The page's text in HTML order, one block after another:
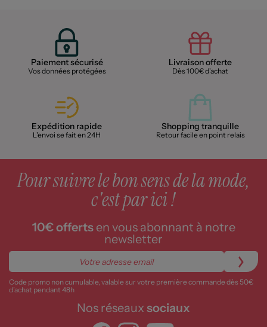
Paiement sécurisé
Vos données protégées
Livraison offerte
Dès 100€ d'achat
Expédition rapide
L'envoi se fait en 24H
Shopping tranquille
Retour facile en point relais
Pour suivre le bon sens de la mode,
c'est par ici !
10€ offertsen vous abonnant à notre
newsletter
Code promo non cumulable, valable sur votre première commande dès 50€
d’achat pendant 48h
Nos réseaux sociaux